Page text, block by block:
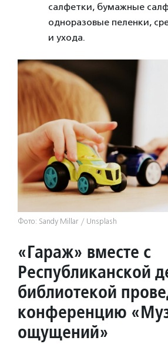
салфетки, бумажные
одноразовые пеленки,
и ухода.
Фото: Sandy Millar / Unsplash
«Гараж» вместе с
Республиканской
библиотекой
конференцию
ощущений»